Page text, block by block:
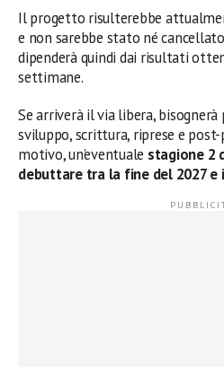
Il progetto risulterebbe
e non sarebbe stato né
dipenderà quindi dai risultati
settimane.
Se arriverà il via libera,
sviluppo, scrittura, riprese e post-
motivo, un’eventuale stagione 2
debuttare tra la fine del 2027 e